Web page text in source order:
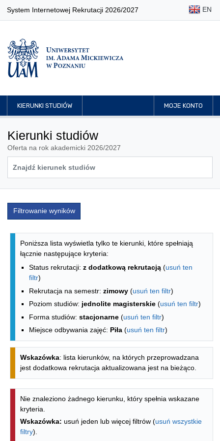
System Internetowej Rekrutacji 2026/2027 EN
KIERUNKI STUDIÓW MOJE KONTO
Kierunki studiów
Oferta na rok akademicki 2026/2027
Filtrowanie wyników
Lista kierunków - spis według
Poniższa lista wyświetla tylko te kierunki, które spełniają
łącznie następujące kryteria:
Status rekrutacji: z dodatkową rekrutacją (usuń ten
filtr)
Rekrutacja na semestr: zimowy (usuń ten filtr)
Poziom studiów: jednolite magisterskie (usuń ten filtr)
Forma studiów: stacjonarne (usuń ten filtr)
Miejsce odbywania zajęć: Piła (usuń ten filtr)
Wskazówka: lista kierunków, na których przeprowadzana
jest dodatkowa rekrutacja aktualizowana jest na bieżąco.
Nie znaleziono żadnego kierunku, który spełnia wskazane
kryteria.
Wskazówka: usuń jeden lub więcej filtrów (usuń wszystkie
filtry).